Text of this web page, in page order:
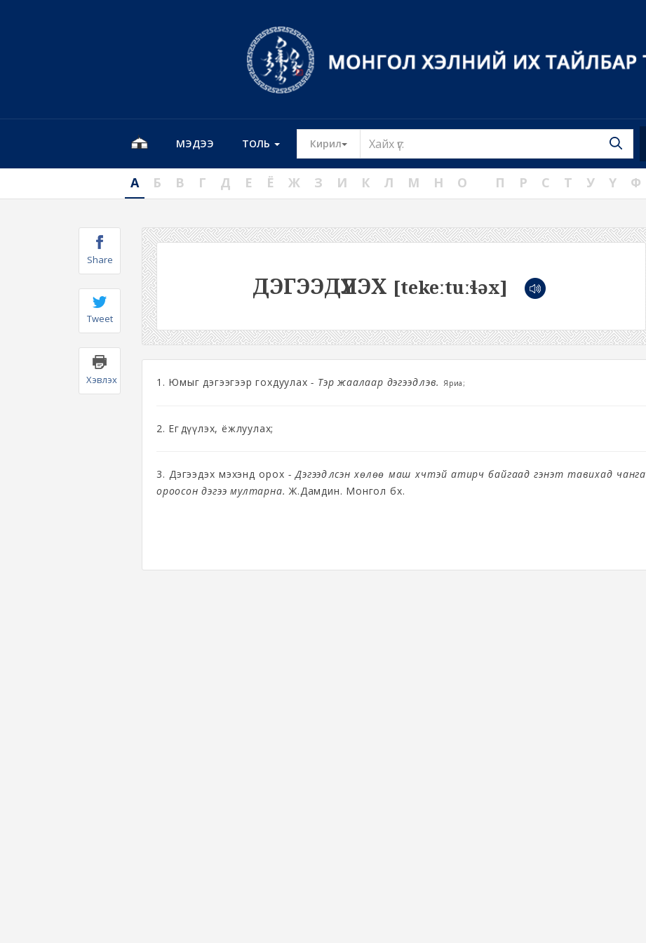
МЭДЭЭ ТОЛЬ Кирил Toggle Dropdown
А Б В Г Д Е Ё Ж З И К Л М Н О П Р С Т У Ү Ф
Share
Tweet
Хэвлэх
ДЭГЭЭДҮҮЛЭХ [tekeːtuːɬəx]
1. Юмыг дэгээгээр гохдуулах - Тэр жаалаар дэгээдүүлэв. Яриа;
2. Егөөдүүлэх, ёжлуулах;
3. Дэгээдэх мэхэнд орох - Дэгээдүүлсэн хөлөө маш хүчтэй атирч байгаад гэнэт тавихад чанга
ороосон дэгээ мултарна. Ж.Дамдин. Монгол бөх.